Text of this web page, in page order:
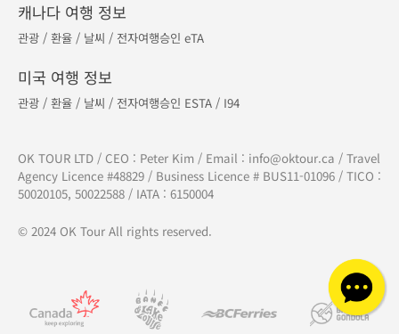
캐나다 여행 정보
관광 / 환율 / 날씨 / 전자여행승인 eTA
미국 여행 정보
관광 / 환율 / 날씨 / 전자여행승인 ESTA / I94
OK TOUR LTD / CEO : Peter Kim / Email : info@oktour.ca / Travel
Agency Licence #48829 / Business Licence # BUS11-01096 / TICO :
50020105, 50022588 / IATA : 6150004
© 2024 OK Tour All rights reserved.